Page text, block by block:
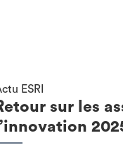
ESRI
sur les
l’innovation